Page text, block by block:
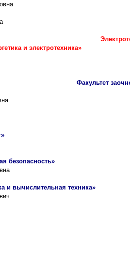
и электротехника»
Факультет
безопасность»
и вычислительная техника»